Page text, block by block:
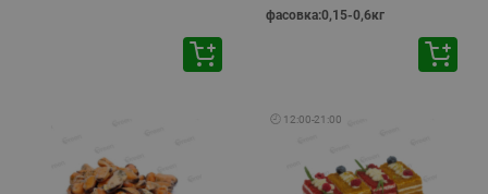
фасовка:0,15-0,6кг
🕘 12:00-21:00